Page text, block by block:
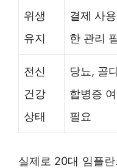
위생
유지
결제 사
한 관리
전신
건강
상태
당뇨, 골
합병증
필요
실제로 20대 임플